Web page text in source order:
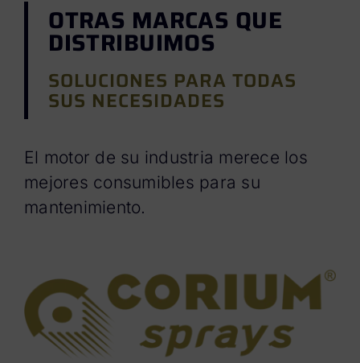
OTRAS MARCAS QUE
DISTRIBUIMOS
SOLUCIONES PARA TODAS
SUS NECESIDADES
El motor de su industria merece los
mejores consumibles para su
mantenimiento.